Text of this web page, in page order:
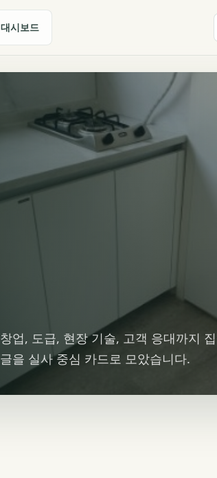
대시보드
창업, 도급, 현장 기술, 고객 응대까지
글을 실사 중심 카드로 모았습니다.